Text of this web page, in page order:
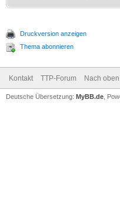
Druckversion anzeigen
Thema abonnieren
Kontakt TTP-Forum Nach oben
Deutsche Übersetzung: MyBB.de ,